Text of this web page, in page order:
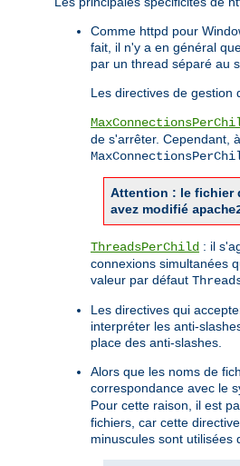
Comme httpd pour
fait, il n'y a en général
par un thread séparé au
Les directives de gestion
de s'arrêter. Cependant,
Attention : le fichier
avez modifié
ThreadsPerChild : il
connexions simultanées
valeur par défaut
Les directives qui
interpréter les anti-
place des anti-slashes.
Alors que les noms de
correspondance avec le
Pour cette raison, il est
fichiers, car cette
minuscules sont utilisées